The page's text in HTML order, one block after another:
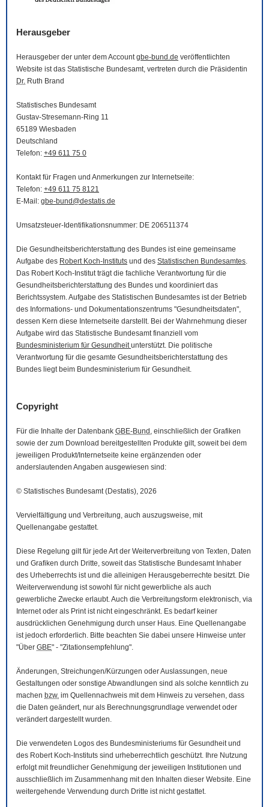
Herausgeber
Herausgeber der unter dem Accountgbe-bund.de veröffentlichten
Website ist das Statistische Bundesamt, vertreten durch die Präsidentin
Dr. Ruth Brand
Statistisches Bundesamt
Gustav-Stresemann-Ring 11
65189 Wiesbaden
Deutschland
Telefon: +49 611 75 0
Kontakt für Fragen und Anmerkungen zur Internetseite:
Telefon: +49 611 75 8121
E-Mail : gbe-bund@destatis.de
Umsatzsteuer-Identifikationsnummer: DE 206511374
Die Gesundheitsberichterstattung des Bundes ist eine gemeinsame
Aufgabe des Robert Koch-Instituts und des Statistischen Bundesamtes.
Das Robert Koch-Institut trägt die fachliche Verantwortung für die
Gesundheitsberichterstattung des Bundes und koordiniert das
Berichtssystem. Aufgabe des Statistischen Bundesamtes ist der Betrieb
des Informations- und Dokumentationszentrums "Gesundheitsdaten",
dessen Kern diese Internetseite darstellt. Bei der Wahrnehmung dieser
Aufgabe wird das Statistische Bundesamt finanziell vom
Bundesministerium für Gesundheitunterstützt. Die politische
Verantwortung für die gesamte Gesundheitsberichterstattung des
Bundes liegt beim Bundesministerium für Gesundheit.
Copyright
Für die Inhalte der Datenbank GBE-Bund , einschließlich der Grafiken
sowie der zum Download bereitgestellten Produkte gilt, soweit bei dem
jeweiligen Produkt/Internetseite keine ergänzenden oder
anderslautenden Angaben ausgewiesen sind:
© Statistisches Bundesamt (Destatis), 2026
Vervielfältigung und Verbreitung, auch auszugsweise, mit
Quellenangabe gestattet.
Diese Regelung gilt für jede Art der Weiterverbreitung von Texten, Daten
und Grafiken durch Dritte, soweit das Statistische Bundesamt Inhaber
des Urheberrechts ist und die alleinigen Herausgeberrechte besitzt. Die
Weiterverwendung ist sowohl für nicht gewerbliche als auch
gewerbliche Zwecke erlaubt. Auch die Verbreitungsform elektronisch, via
Internet oder als Print ist nicht eingeschränkt. Es bedarf keiner
ausdrücklichen Genehmigung durch unser Haus. Eine Quellenangabe
ist jedoch erforderlich. Bitte beachten Sie dabei unsere Hinweise unter
"Über GBE" - "Zitationsempfehlung".
Änderungen, Streichungen/Kürzungen oder Auslassungen, neue
Gestaltungen oder sonstige Abwandlungen sind als solche kenntlich zu
machen bzw. im Quellennachweis mit dem Hinweis zu versehen, dass
die Daten geändert, nur als Berechnungsgrundlage verwendet oder
verändert dargestellt wurden.
Die verwendeten Logos des Bundesministeriums für Gesundheit und
des Robert Koch-Instituts sind urheberrechtlich geschützt. Ihre Nutzung
erfolgt mit freundlicher Genehmigung der jeweiligen Institutionen und
ausschließlich im Zusammenhang mit den Inhalten dieser Website. Eine
weitergehende Verwendung durch Dritte ist nicht gestattet.